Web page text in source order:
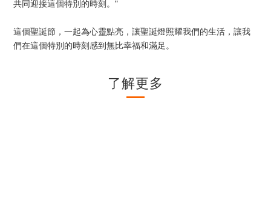
共同迎接這個特別的時刻。"
這個聖誕節，一起為心靈點亮，讓聖誕燈照耀我們的生活，讓我
們在這個特別的時刻感到無比幸福和滿足。
了解更多